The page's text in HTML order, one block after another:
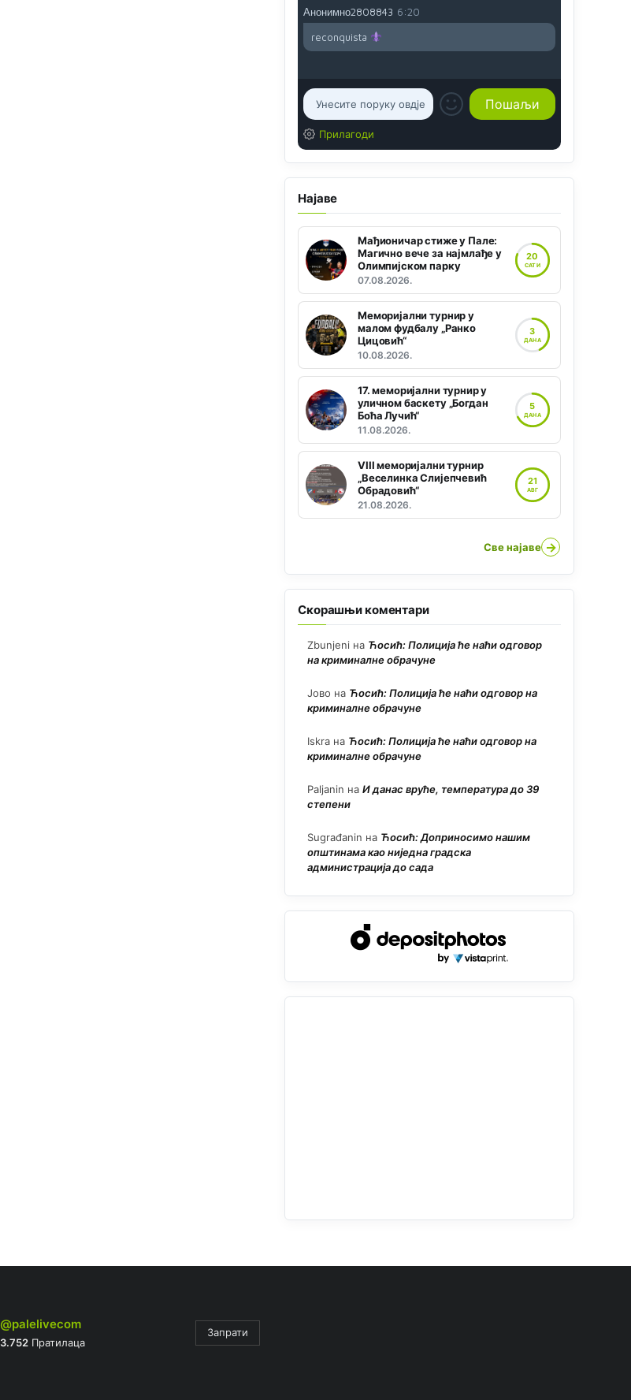
Анонимно2808843 6:20
reconquista
Прилагоди
Најаве
Мађионичар стиже у Пале:
Магично вече за најмлађе у
Олимпијском парку
07.08.2026.
20
САТИ
Меморијални турнир у
малом фудбалу „Ранко
Цицовић“
10.08.2026.
3
ДАНА
17. меморијални турнир у
уличном баскету „Богдан
Боћа Лучић“
11.08.2026.
5
ДАНА
VIII меморијални турнир
„Веселинка Слијепчевић
Обрадовић“
21.08.2026.
21
АВГ
Све најаве →
Скорашњи коментари
Zbunjeni на Ћосић: Полиција ће наћи одговор
на криминалне обрачуне
Јово на Ћосић: Полиција ће наћи одговор на
криминалне обрачуне
Iskra на Ћосић: Полиција ће наћи одговор на
криминалне обрачуне
Paljanin на И данас вруће, температура до 39
степени
Sugrađanin на Ћосић: Доприносимо нашим
општинама као ниједна градска
администрација до сада
@palelivecom
3.752Пратилаца
Запрати